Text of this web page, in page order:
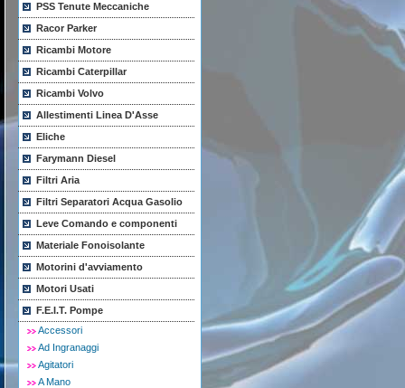
PSS Tenute Meccaniche
Racor Parker
Ricambi Motore
Ricambi Caterpillar
Ricambi Volvo
Allestimenti Linea D'Asse
Eliche
Farymann Diesel
Filtri Aria
Filtri Separatori Acqua Gasolio
Leve Comando e componenti
Materiale Fonoisolante
Motorini d'avviamento
Motori Usati
F.E.I.T. Pompe
Accessori
Ad Ingranaggi
Agitatori
A Mano